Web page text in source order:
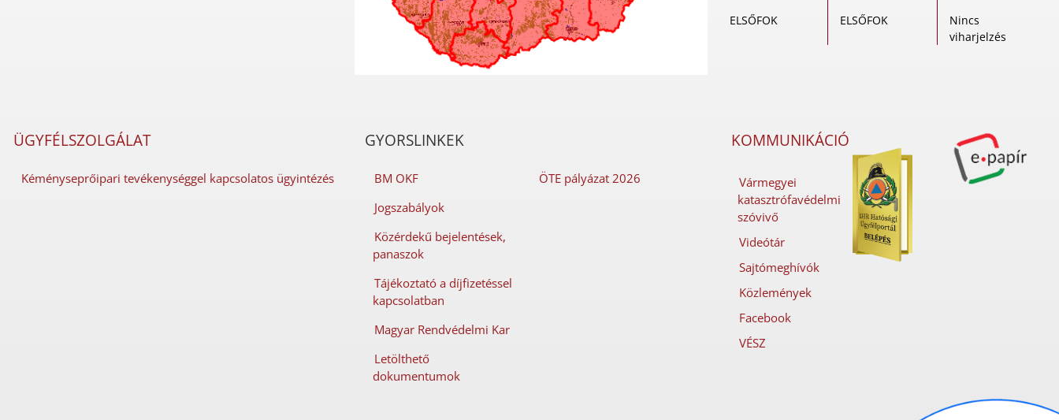
ELSŐFOK ELSŐFOK
Nincs
viharjelzés
ÜGYFÉLSZOLGÁLAT
Kéményseprőipari tevékenységgel kapcsolatos ügyintézés
GYORSLINKEK
BM OKF
Jogszabályok
Közérdekű bejelentések,
panaszok
Tájékoztató a díjfizetéssel
kapcsolatban
Magyar Rendvédelmi Kar
Letölthető
dokumentumok
ÖTE pályázat 2026
KOMMUNIKÁCIÓ
Vármegyei
katasztrófavédelmi
szóvivő
Videótár
Sajtómeghívók
Közlemények
Facebook
VÉSZ